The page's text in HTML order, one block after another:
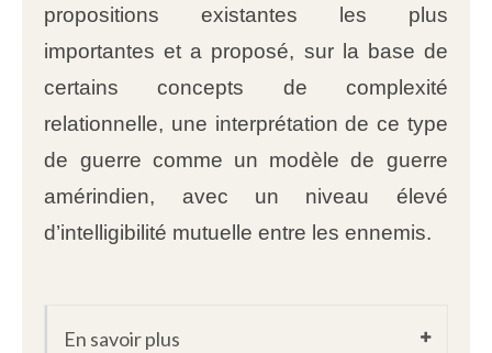
propositions existantes les plus
importantes et a proposé, sur la base de
certains concepts de complexité
relationnelle, une interprétation de ce type
de guerre comme un modèle de guerre
amérindien, avec un niveau élevé
d’intelligibilité mutuelle entre les ennemis.
En savoir plus